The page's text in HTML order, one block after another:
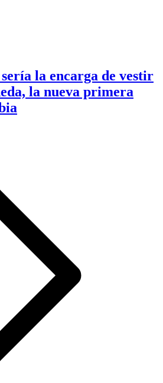
la encarga de vestir
la nueva primera